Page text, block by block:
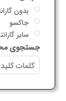
بدون
جاکسو
سایر
جستجوی